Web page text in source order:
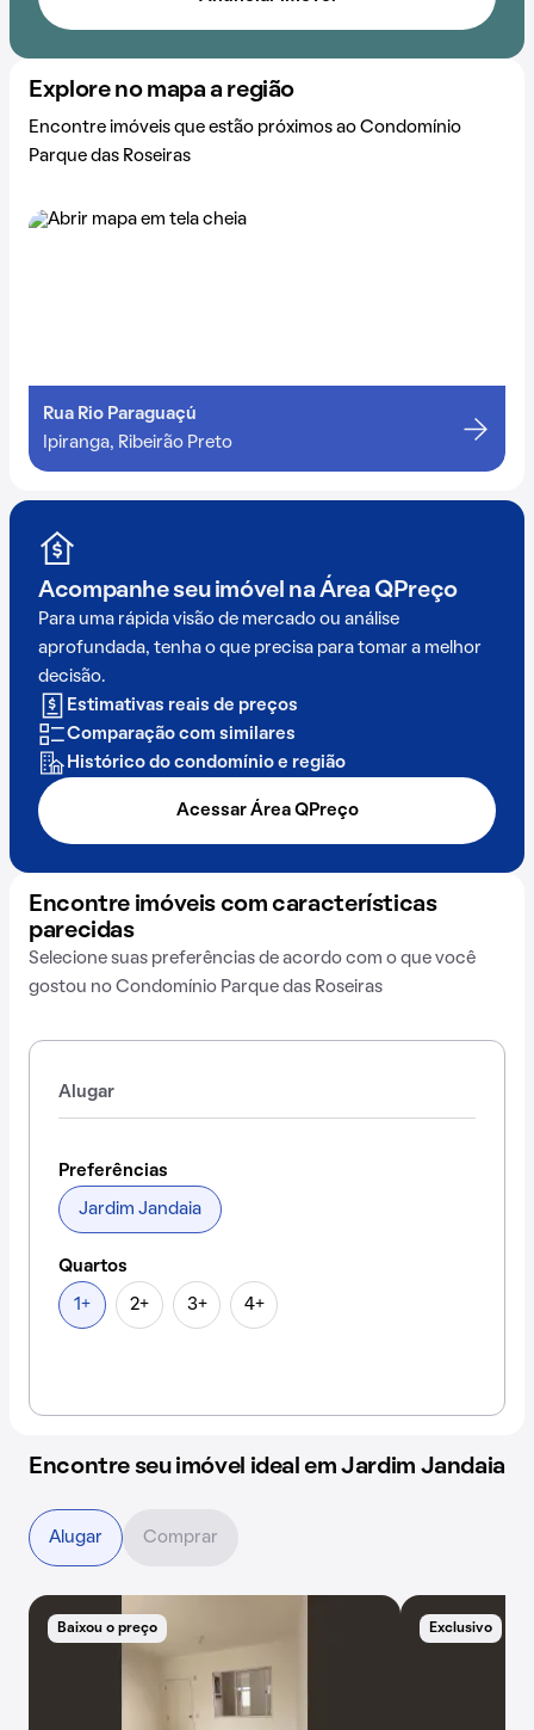
Explore no mapa a região
Encontre imóveis que estão próximos ao Condomínio
Parque das Roseiras
Rua Rio Paraguaçú
Ipiranga, Ribeirão Preto
Acompanhe seu imóvel na Área QPreço
Para uma rápida visão de mercado ou análise
aprofundada, tenha o que precisa para tomar a melhor
decisão.
Estimativas reais de preços
Comparação com similares
Histórico do condomínio e região
Acessar Área QPreço
Encontre imóveis com características
parecidas
Selecione suas preferências de acordo com o que você
gostou no Condomínio Parque das Roseiras
Alugar
Preferências
Jardim Jandaia
Quartos
1+ 2+ 3+ 4+
Encontre seu imóvel ideal em Jardim Jandaia
Baixou o preço Exclusivo
Alugar Comprar